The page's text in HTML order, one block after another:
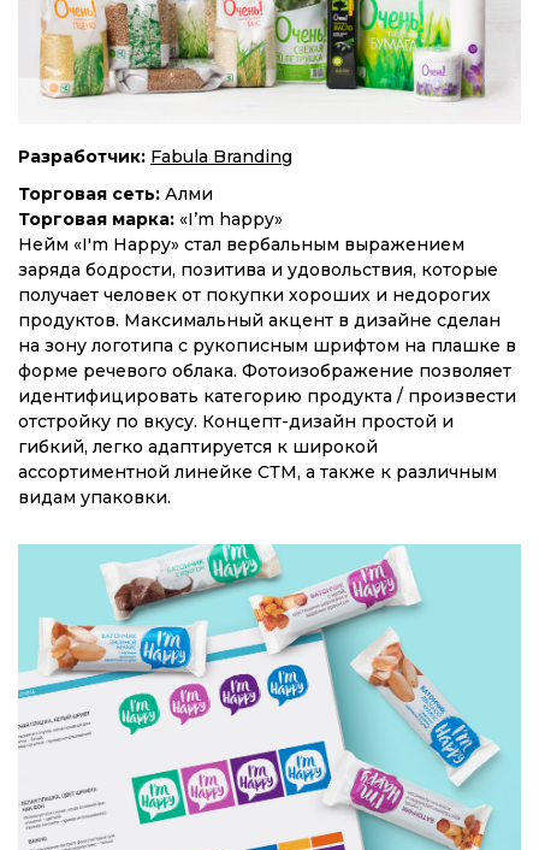
Разработчик: Fabula Branding
Торговая сеть: Алми
Торговая марка: «I’m happy»
Нейм «I'm Happy» стал вербальным выражением
заряда бодрости, позитива и удовольствия, которые
получает человек от покупки хороших и недорогих
продуктов. Максимальный акцент в дизайне сделан
на зону логотипа с рукописным шрифтом на плашке в
форме речевого облака. Фотоизображение позволяет
идентифицировать категорию продукта / произвести
отстройку по вкусу. Концепт-дизайн простой и
гибкий, легко адаптируется к широкой
ассортиментной линейке СТМ, а также к различным
видам упаковки.